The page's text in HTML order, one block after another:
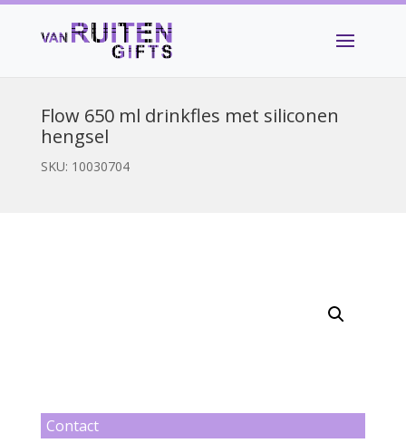
Flow 650 ml drinkfles met siliconen
hengsel
SKU: 10030704
Contact